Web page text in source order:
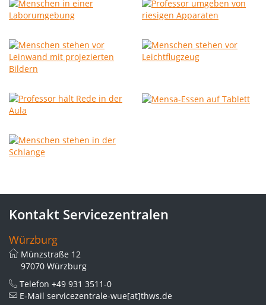
Kontakt Servicezentralen
Würzburg
Münzstraße 12
97070 Würzburg
Telefon +49 931 3511-0
E-Mail servicezentrale-wue[at]thws.de